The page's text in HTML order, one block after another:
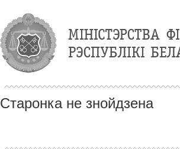
Старонка не знойдзена